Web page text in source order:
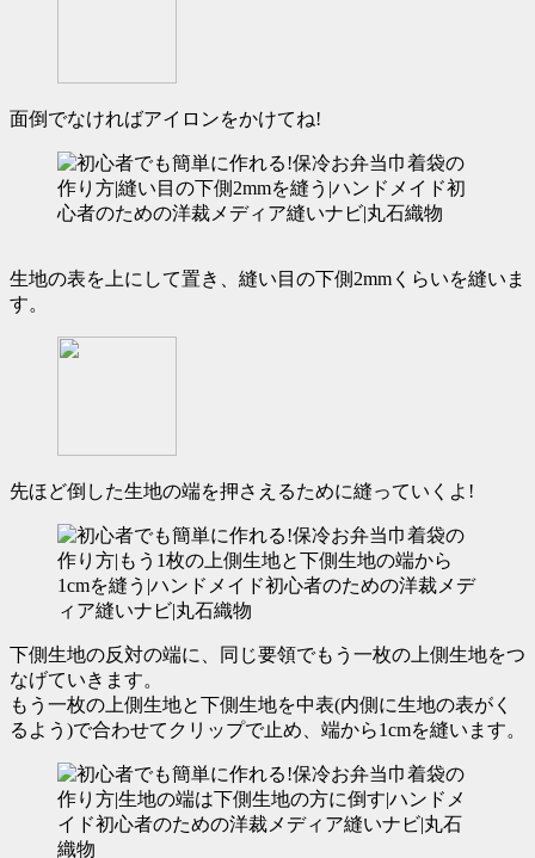
面倒でなければアイロンをかけてね!
生地の表を上にして置き、 縫い目の下側2mmくらいを縫いま
す。
先ほど倒した生地の端を押さえるために縫っていくよ!
下側生地の反対の端に、同じ要領でもう一枚の上側生地をつ
なげていきます。
もう一枚の上側生地と下側生地を中表(内側に生地の表がく
るよう)で合わせてクリップで止め、 端から1cmを縫います。